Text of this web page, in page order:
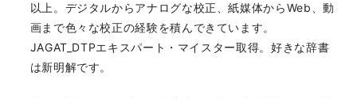
以上。デジタルからアナログな校正、紙媒体からWeb、動
画まで色々な校正の経験を積んできています。
JAGAT_DTPエキスパート・マイスター取得。好きな辞書
は新明解です。